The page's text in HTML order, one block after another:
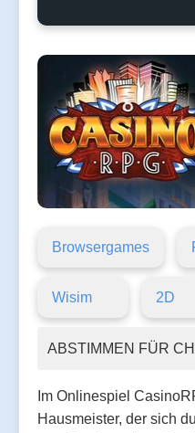
Browsergames
Wisim 2D
ABSTIMMEN FÜR
Im Onlinespiel
Hausmeister, der sich